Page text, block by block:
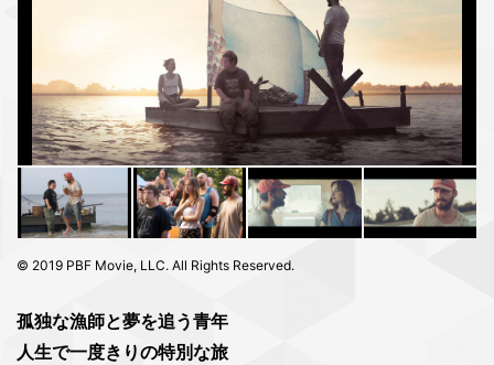
© 2019 PBF Movie, LLC. All Rights Reserved.
孤独な漁師と夢を追う青年
人生で一度きりの特別な旅